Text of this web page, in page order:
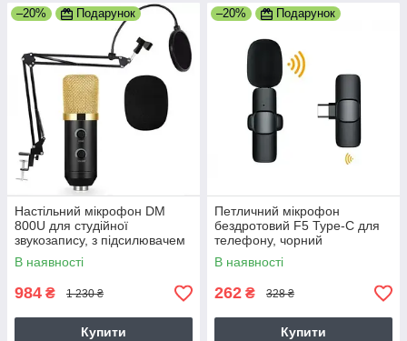
–20% Подарунок
Настільний мікрофон DM
800U для студійної
звукозапису, з підсилювачем
голосу, чорний
В наявності
984 ₴ 1 230 ₴
Купити
–20% Подарунок
Петличний мікрофон
бездротовий F5 Type-C для
телефону, чорний
В наявності
262 ₴ 328 ₴
Купити